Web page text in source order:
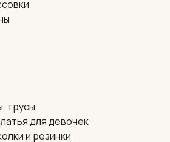
трусы
для девочек
и резинки